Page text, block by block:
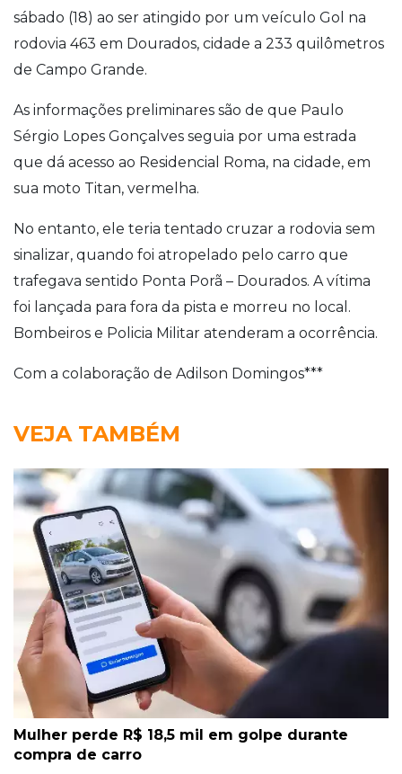
sábado (18) ao ser atingido por um veículo Gol na
rodovia 463 em Dourados, cidade a 233 quilômetros
de Campo Grande.
As informações preliminares são de que Paulo
Sérgio Lopes Gonçalves seguia por uma estrada
que dá acesso ao Residencial Roma, na cidade, em
sua moto Titan, vermelha.
No entanto, ele teria tentado cruzar a rodovia sem
sinalizar, quando foi atropelado pelo carro que
trafegava sentido Ponta Porã – Dourados. A vítima
foi lançada para fora da pista e morreu no local.
Bombeiros e Policia Militar atenderam a ocorrência.
Com a colaboração de Adilson Domingos***
VEJA TAMBÉM
Mulher perde R$ 18,5 mil em golpe durante
compra de carro